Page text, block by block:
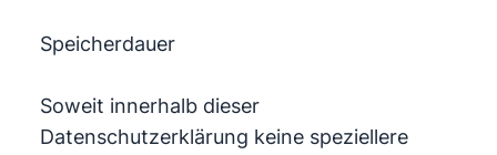
Speicherdauer
Soweit innerhalb dieser
Datenschutzerklärung keine speziellere